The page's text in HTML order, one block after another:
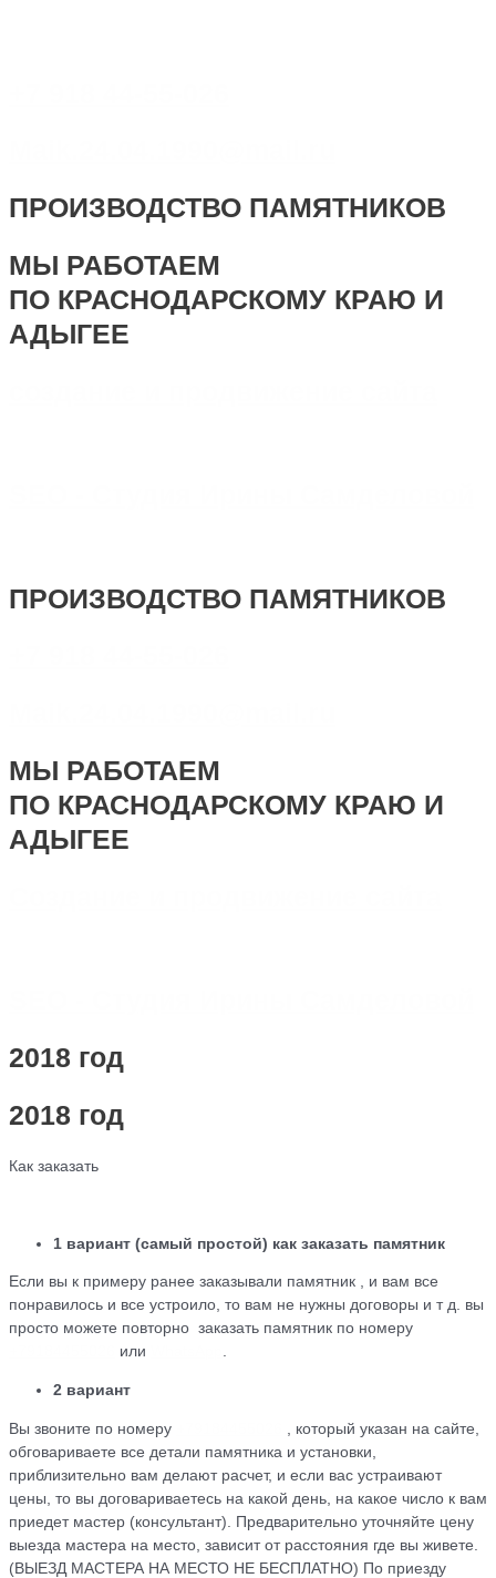
ПРОИЗВОДСТВО ПАМЯТНИКОВ
МЫ РАБОТАЕМ
ПО КРАСНОДАРСКОМУ КРАЮ И
АДЫГЕЕ
ПРОИЗВОДСТВО ПАМЯТНИКОВ
МЫ РАБОТАЕМ
ПО КРАСНОДАРСКОМУ КРАЮ И
АДЫГЕЕ
2018 год
2018 год
Как заказать
1 вариант (самый простой) как заказать памятник
Если вы к примеру ранее заказывали памятник , и вам все
понравилось и все устроило, то вам не нужны договоры и т д. вы
просто можете повторно заказать памятник по номеру
или .
2 вариант
Вы звоните по номеру
, который указан на сайте,
обговариваете все детали памятника и установки,
приблизительно вам делают расчет, и если вас устраивают
цены, то вы договариваетесь на какой день, на какое число к вам
приедет мастер (консультант). Предварительно уточняйте цену
выезда мастера на место, зависит от расстояния где вы живете.
(ВЫЕЗД МАСТЕРА НА МЕСТО НЕ БЕСПЛАТНО) По приезду